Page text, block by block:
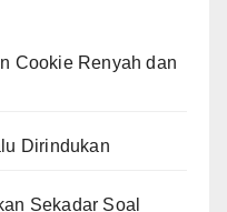
Cookie Renyah dan
Dirindukan
Sekadar Soal